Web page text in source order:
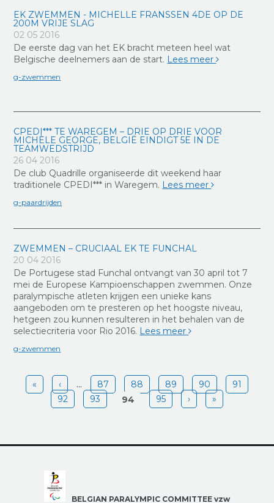
EK ZWEMMEN - MICHELLE FRANSSEN 4DE OP DE
200M VRIJE SLAG
02 05 2016
De eerste dag van het EK bracht meteen heel wat
Belgische deelnemers aan de start. Lees meer
g-zwemmen
CPEDI*** TE WAREGEM – DRIE OP DRIE VOOR
MICHÈLE GEORGE, BELGIË EINDIGT 5E IN DE
TEAMWEDSTRIJD
26 04 2016
De club Quadrille organiseerde dit weekend haar
traditionele CPEDI*** in Waregem. Lees meer
g-paardrijden
ZWEMMEN – CRUCIAAL EK TE FUNCHAL
20 04 2016
De Portugese stad Funchal ontvangt van 30 april tot 7
mei de Europese Kampioenschappen zwemmen. Onze
paralympische atleten krijgen een unieke kans
aangeboden om te presteren op het hoogste niveau,
hetgeen zou kunnen resulteren in het behalen van de
selectiecriteria voor Rio 2016. Lees meer
g-zwemmen
Pages
« ‹ … 87 88 89 90
91
92
93 94 95 › »
BELGIAN PARALYMPIC COMMITTEE vzw